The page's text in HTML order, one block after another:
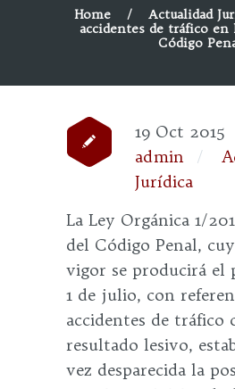
Home Actualidad
accidentes de tráfico en
Código
19 Oct 2015
admin
Jurídica
La Ley Orgánica 1/
del Código Penal,
vigor se producirá el
1 de julio, con
accidentes de tráfico
resultado lesivo,
vez desparecida la